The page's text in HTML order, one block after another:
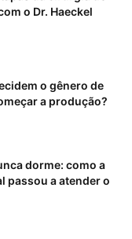
o Dr. Haeckel
o gênero de
a produção?
dorme: como a
passou a atender o